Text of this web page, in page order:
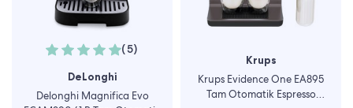
(5)
DeLonghi
Delonghi Magnifica Evo
Krups
Krups Evidence One EA895
Tam Otomatik Espresso